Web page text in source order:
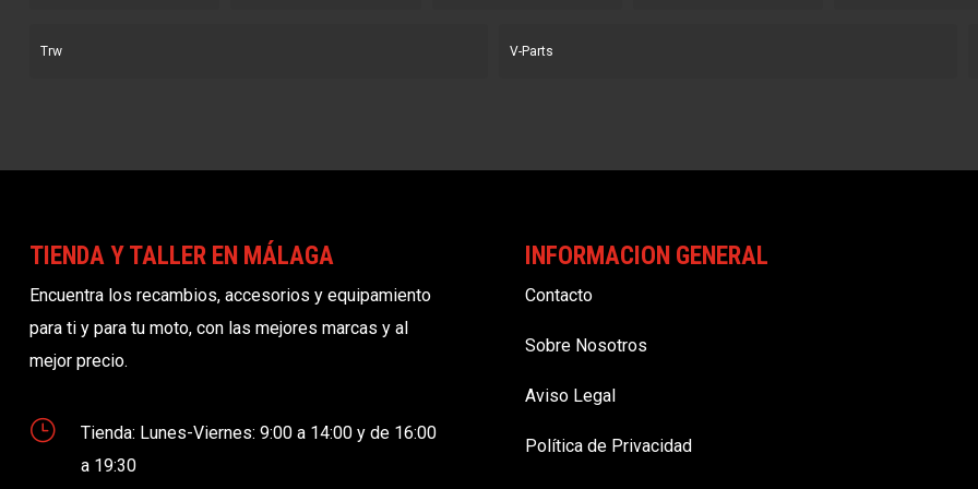
Trw V-Parts
TIENDA Y TALLER EN MÁLAGA
Encuentra los recambios, accesorios y equipamiento
para ti y para tu moto, con las mejores marcas y al
mejor precio.
}
Tienda: Lunes-Viernes: 9:00 a 14:00 y de 16:00
a 19:30
INFORMACION GENERAL
Contacto
Sobre Nosotros
Aviso Legal
Política de Privacidad